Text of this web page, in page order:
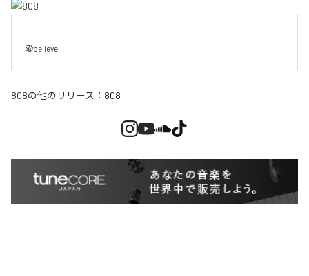
愛believe
808の他のリリース： 808